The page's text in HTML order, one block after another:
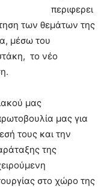
περιφερει
των θεμάτων της
μέσω του
το νέο
μας
μας για
τους και την
της
στο χώρο της